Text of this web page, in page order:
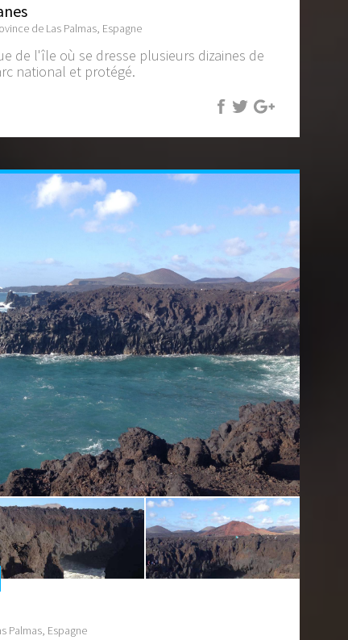
de Las Palmas, Espagne
de l'île où se dresse plusieurs dizaines de
national et protégé.
Palmas, Espagne